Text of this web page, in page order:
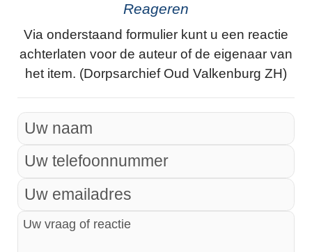
Reageren
Via onderstaand formulier kunt u een reactie
achterlaten voor de auteur of de eigenaar van
het item. (Dorpsarchief Oud Valkenburg ZH)